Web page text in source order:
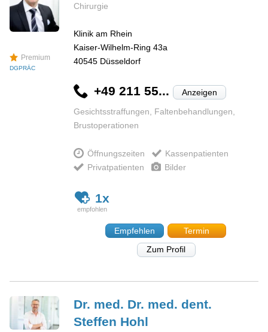
Premium
DGPRÄC
Chirurgie
Klinik am Rhein
Kaiser-Wilhelm-Ring 43a
40545 Düsseldorf
+49 211 55... Anzeigen
Gesichtsstraffungen, Faltenbehandlungen,
Brustoperationen
Öffnungszeiten
Kassenpatienten
Privatpatienten
Bilder
1x
Empfehlen
Termin
Zum Profil
Dr. med. Dr. med. dent.
Steffen Hohl